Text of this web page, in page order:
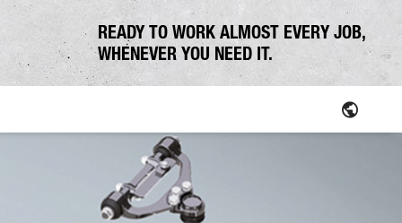
READY TO WORK ALMOST EVERY JOB,
WHENEVER YOU NEED IT.